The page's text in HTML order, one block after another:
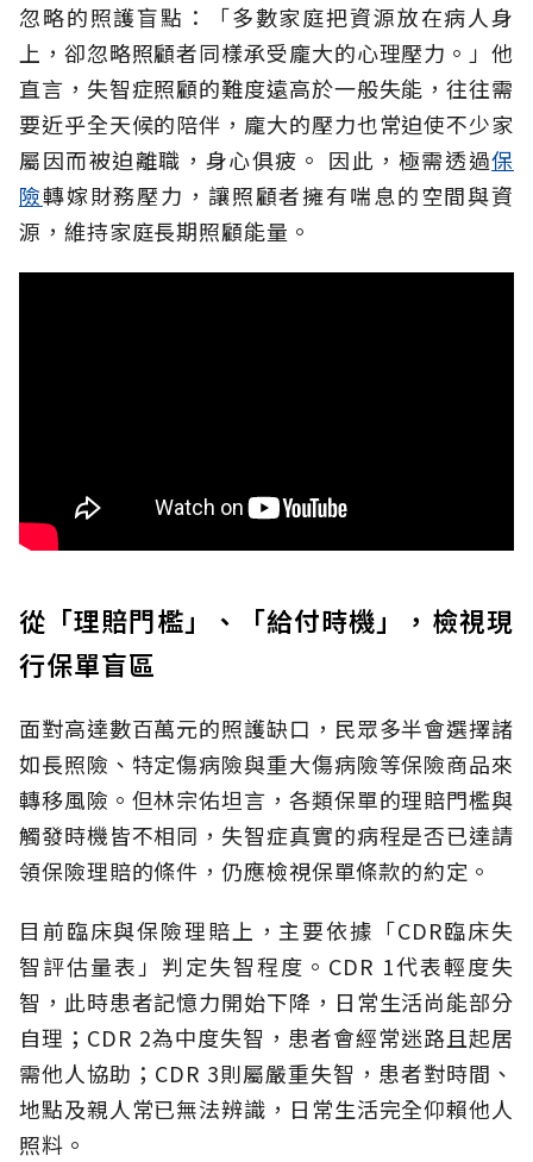
忽略的照護盲點：「多數家庭把資源放在病人身
上，卻忽略照顧者同樣承受龐大的心理壓力。」他
直言，失智症照顧的難度遠高於一般失能，往往需
要近乎全天候的陪伴，龐大的壓力也常迫使不少家
屬因而被迫離職，身心俱疲。 因此，極需透過保
險轉嫁財務壓力，讓照顧者擁有喘息的空間與資
源，維持家庭長期照顧能量。
從「理賠門檻」、「給付時機」，檢視現
行保單盲區
面對高達數百萬元的照護缺口，民眾多半會選擇諸
如長照險、特定傷病險與重大傷病險等保險商品來
轉移風險。但林宗佑坦言，各類保單的理賠門檻與
觸發時機皆不相同，失智症真實的病程是否已達請
領保險理賠的條件，仍應檢視保單條款的約定。
目前臨床與保險理賠上，主要依據「CDR臨床失
智評估量表」判定失智程度。CDR 1代表輕度失
智，此時患者記憶力開始下降，日常生活尚能部分
自理；CDR 2為中度失智，患者會經常迷路且起居
需他人協助；CDR 3則屬嚴重失智，患者對時間、
地點及親人常已無法辨識，日常生活完全仰賴他人
照料。